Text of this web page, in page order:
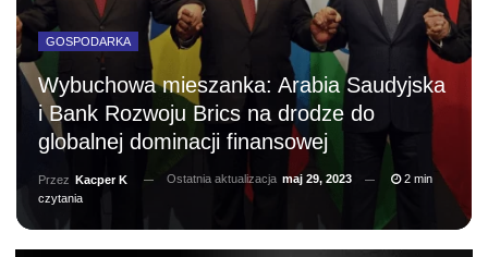
GOSPODARKA
Wybuchowa mieszanka: Arabia Saudyjska
i Bank Rozwoju Brics na drodze do
globalnej dominacji finansowej
Przez Kacper K Ostatnia aktualizacja maj 29, 2023
2 min
czytania